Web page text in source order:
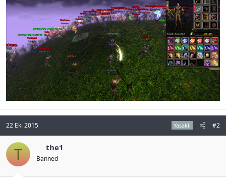
n
i
22 Eki 2015 Yasaklı #2
T the1
Banned